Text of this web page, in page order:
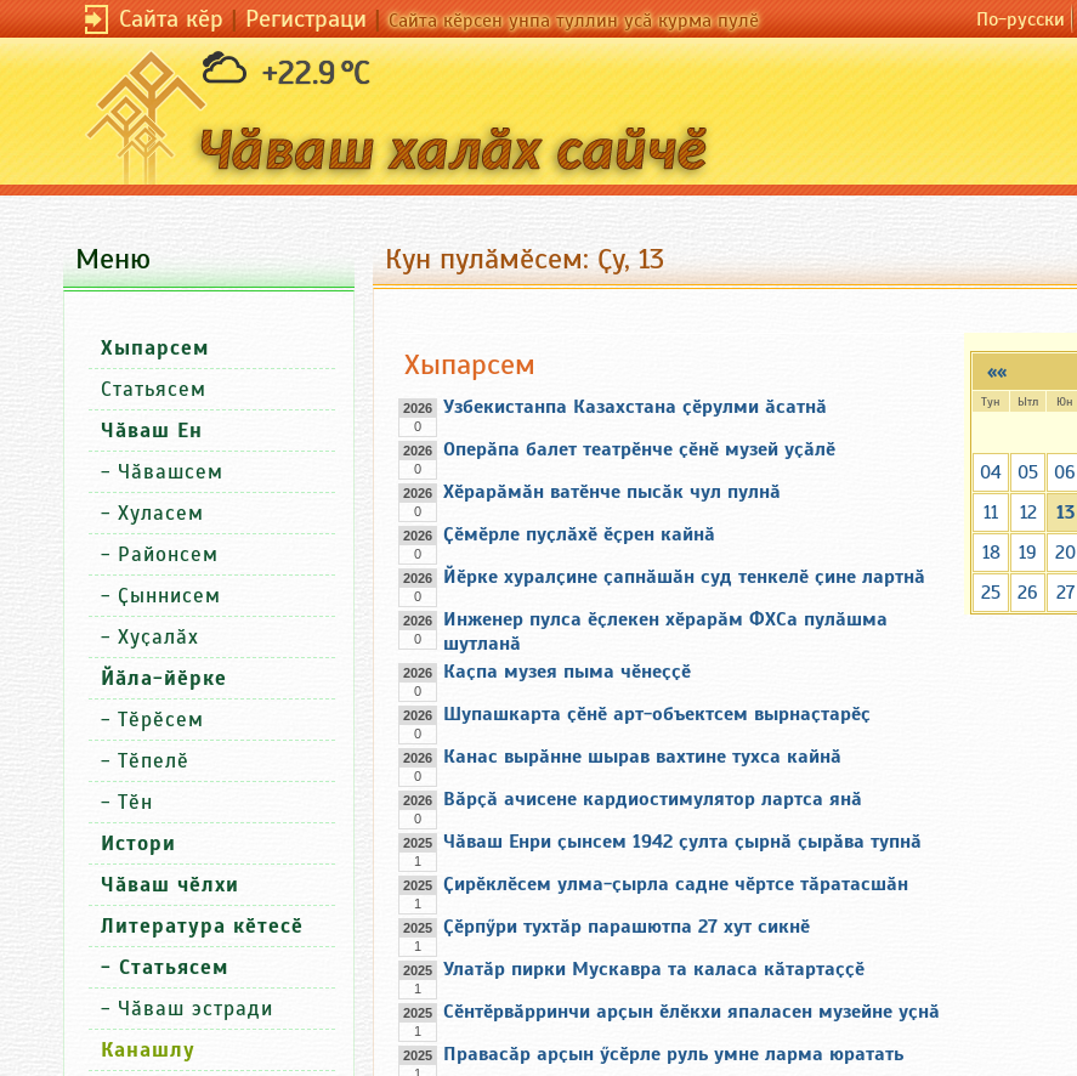
Сайта кӗр|Регистраци|Сайта кӗрсен унпа туллин усӑ курма пулӗ По-русски
+22.9 °C
Кун пулӑмӗсем: Ҫу, 13
««
Тун Ытл Юн
04
05 06
11
12 13
18
19 20
25
26 27
Хыпарсем
2026
0
Узбекистанпа Казахстана ҫӗрулми ӑсатнӑ
2026
0
Оперӑпа балет театрӗнче ҫӗнӗ музей уҫӑлӗ
2026
0
Хӗрарӑмӑн ватӗнче пысӑк чул пулнӑ
2026
0
Ҫӗмӗрле пуҫлӑхӗ ӗҫрен кайнӑ
2026
0
Йӗрке хуралҫине ҫапнӑшӑн суд тенкелӗ ҫине лартнӑ
2026
0
Инженер пулса ӗҫлекен хӗрарӑм ФХСа пулӑшма
шутланӑ
2026
0
Каҫпа музея пыма чӗнеҫҫӗ
2026
0
Шупашкарта ҫӗнӗ арт-объектсем вырнаҫтарӗҫ
2026
0
Канас вырӑнне шырав вахтине тухса кайнӑ
2026
0
Вӑрҫӑ ачисене кардиостимулятор лартса янӑ
2025
1
Чӑваш Енри ҫынсем 1942 ҫулта ҫырнӑ ҫырӑва тупнӑ
2025
1
Ҫирӗклӗсем улма-ҫырла садне чӗртсе тӑратасшӑн
2025
1
Ҫӗрпӳри тухтӑр парашютпа 27 хут сикнӗ
2025
1
Улатӑр пирки Мускавра та каласа кӑтартаҫҫӗ
2025
1
Сӗнтӗрвӑрринчи арҫын ӗлӗкхи япаласен музейне уҫнӑ
2025
Правасӑр арҫын ӳсӗрле руль умне ларма юратать
Меню
Хыпарсем
Статьясем
Чӑваш Ен
- Чӑвашсем
- Хуласем
- Районсем
- Ҫыннисем
- Хуҫалӑх
Йӑла-йӗрке
- Тӗрӗсем
- Тӗпелӗ
- Тӗн
Истори
Чӑваш чӗлхи
Литература кӗтесӗ
- Статьясем
- Чӑваш эстради
Канашлу